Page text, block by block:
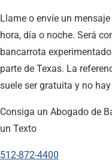
Llame o envíe un
hora, día o noche. Será
bancarrota
parte de Texas. La
suele ser gratuita y no
Consiga un Abogado de
un Texto
512-872-4400